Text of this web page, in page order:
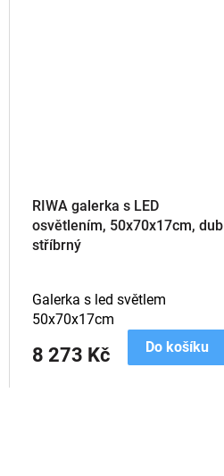
RIWA galerka s LED
osvětlením, 50x70x17cm, dub
stříbrný
8 273 Kč Do košíku
Galerka s led světlem
50x70x17cm